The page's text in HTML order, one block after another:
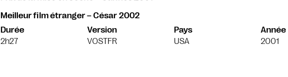
Meilleur film étranger – César 2002
Durée
2h27
Version
VOSTFR
Pays
USA
Année
2001